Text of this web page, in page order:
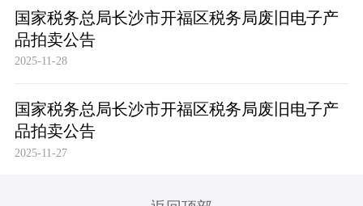
国家税务总局长沙市开福区税务局废旧电子产
品拍卖公告
2025-11-28
国家税务总局长沙市开福区税务局废旧电子产
品拍卖公告
2025-11-27